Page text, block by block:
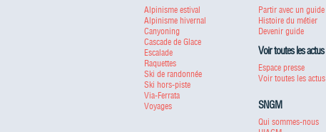
Alpinisme estival
Alpinisme hivernal
Canyoning
Cascade de Glace
Escalade
Raquettes
Ski de randonnée
Ski hors-piste
Via-Ferrata
Voyages
Partir avec un guide
Histoire du métier
Devenir guide
Voir toutes les actus
Espace presse
Voir toutes les actus
SNGM
Qui sommes-nous